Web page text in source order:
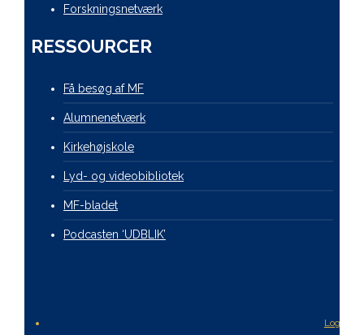
Forskningsnetværk
RESSOURCER
Få besøg af MF
Alumnenetværk
Kirkehøjskole
Lyd- og videobibliotek
MF-bladet
Podcasten ‘UDBLIK’
Login